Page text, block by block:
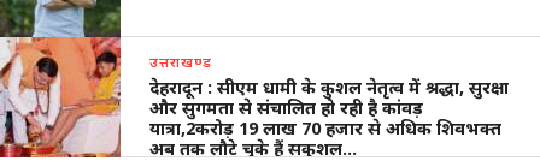
उत्तराखण्ड
देहरादून : सीएम धामी के कुशल नेतृत्व में श्रद्धा, सुरक्षा
और सुगमता से संचालित हो रही है कांवड़
यात्रा,2करोड़ 19 लाख 70 हजार से अधिक शिवभक्त
अब तक लौटे चुके हैं सकुशल…